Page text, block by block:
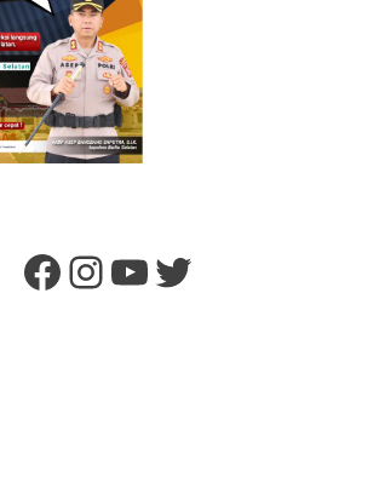
Facebook
Instagram
YouTube
Twitter